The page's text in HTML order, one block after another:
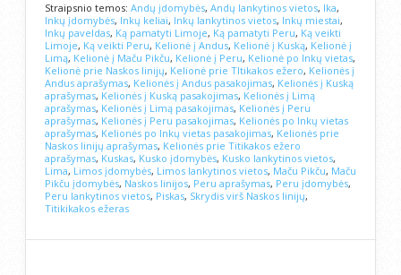
Straipsnio temos: Andų įdomybės, Andų lankytinos vietos, Ika,
Inkų įdomybės, Inkų keliai, Inkų lankytinos vietos, Inkų miestai,
Inkų paveldas, Ką pamatyti Limoje, Ką pamatyti Peru, Ką veikti
Limoje, Ką veikti Peru, Kelionė į Andus, Kelionė į Kuską, Kelionė į
Limą, Kelionė į Maču Pikču, Kelionė į Peru, Kelionė po Inkų vietas,
Kelionė prie Naskos linijų, Kelionė prie TItikakos ežero, Kelionės į
Andus aprašymas, Kelionės į Andus pasakojimas, Kelionės į Kuską
aprašymas, Kelionės į Kuską pasakojimas, Kelionės į Limą
aprašymas, Kelionės į Limą pasakojimas, Kelionės į Peru
aprašymas, Kelionės į Peru pasakojimas, Kelionės po Inkų vietas
aprašymas, Kelionės po Inkų vietas pasakojimas, Kelionės prie
Naskos linijų aprašymas, Kelionės prie Titikakos ežero
aprašymas, Kuskas, Kusko įdomybės, Kusko lankytinos vietos,
Lima, Limos įdomybės, Limos lankytinos vietos, Maču Pikču, Maču
Pikču įdomybės, Naskos linijos, Peru aprašymas, Peru įdomybės,
Peru lankytinos vietos, Piskas, Skrydis virš Naskos linijų,
Titikikakos ežeras